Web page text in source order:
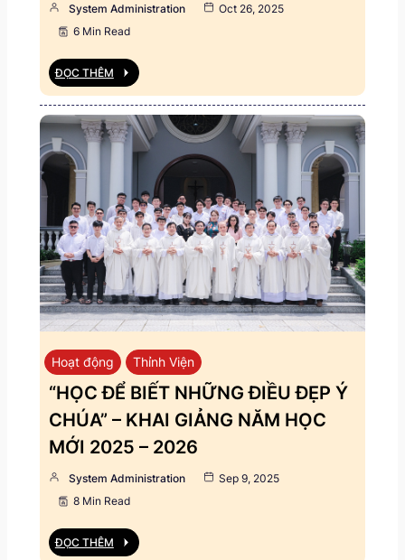
System Administration
Oct 26, 2025
6 Min Read
ĐỌC THÊM
Hoạt động Thỉnh Viện
“HỌC ĐỂ BIẾT NHỮNG ĐIỀU ĐẸP Ý
CHÚA” – KHAI GIẢNG NĂM HỌC
MỚI 2025 – 2026
System Administration
Sep 9, 2025
8 Min Read
ĐỌC THÊM